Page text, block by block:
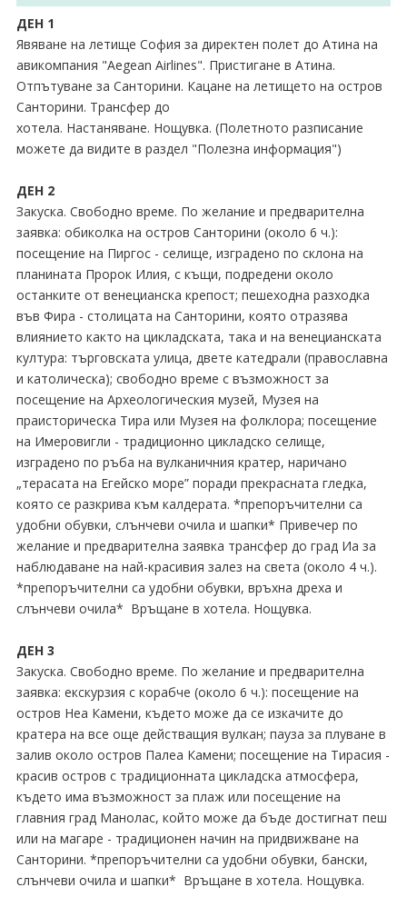
ДЕН 1
Явяване на летище София за директен полет до Атина на
авикомпания "Aegean Airlines". Пристигане в Атина.
Отпътуване за Санторини. Кацане на летището на остров
Санторини. Трансфер до
хотела. Настаняване. Нощувка. (Полетното разписание
можете да видите в раздел "Полезна информация")
ДЕН 2
Закуска. Свободно време. По желание и предварителна
заявка: обиколка на остров Санторини (около 6 ч.):
посещение на Пиргос - селище, изградено по склона на
планината Пророк Илия, с къщи, подредени около
останките от венецианска крепост; пешеходна разходка
във Фира - столицата на Санторини, която отразява
влиянието както на цикладската, така и на венецианската
култура: търговската улица, двете катедрали (православна
и католическа); свободно време с възможност за
посещение на Археологическия музей, Музея на
праисторическа Тира или Музея на фолклора; посещение
на Имеровигли - традиционно цикладско селище,
изградено по ръба на вулканичния кратер, наричано
„терасата на Егейско море” поради прекрасната гледка,
която се разкрива към калдерата. *препоръчителни са
удобни обувки, слънчеви очила и шапки* Привечер по
желание и предварителна заявка трансфер до град Иа за
наблюдаване на най-красивия залез на света (около 4 ч.).
*препоръчителни са удобни обувки, връхна дреха и
слънчеви очила* Връщане в хотела. Нощувка.
ДЕН 3
Закуска. Свободно време. По желание и предварителна
заявка: екскурзия с корабче (около 6 ч.): посещение на
остров Неа Камени, където може да се изкачите до
кратера на все още действащия вулкан; пауза за плуване в
залив около остров Палеа Камени; посещение на Тирасия -
красив остров с традиционната цикладска атмосфера,
където има възможност за плаж или посещение на
главния град Манолас, който може да бъде достигнат пеш
или на магаре - традиционен начин на придвижване на
Санторини. *препоръчителни са удобни обувки, бански,
слънчеви очила и шапки* Връщане в хотела. Нощувка.